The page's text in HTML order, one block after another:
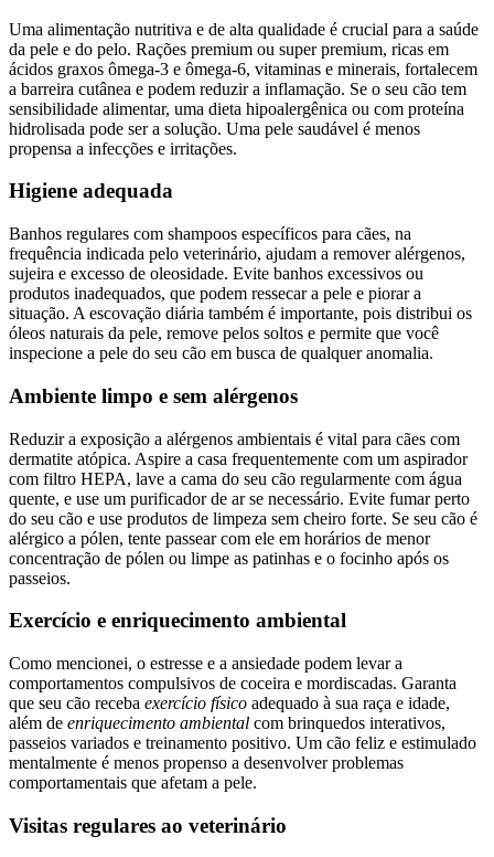
Uma alimentação nutritiva e de alta qualidade é crucial para a saúde
da pele e do pelo. Rações premium ou super premium, ricas em
ácidos graxos ômega-3 e ômega-6, vitaminas e minerais, fortalecem
a barreira cutânea e podem reduzir a inflamação. Se o seu cão tem
sensibilidade alimentar, uma dieta hipoalergênica ou com proteína
hidrolisada pode ser a solução. Uma pele saudável é menos
propensa a infecções e irritações.
Higiene adequada
Banhos regulares com shampoos específicos para cães, na
frequência indicada pelo veterinário, ajudam a remover alérgenos,
sujeira e excesso de oleosidade. Evite banhos excessivos ou
produtos inadequados, que podem ressecar a pele e piorar a
situação. A escovação diária também é importante, pois distribui os
óleos naturais da pele, remove pelos soltos e permite que você
inspecione a pele do seu cão em busca de qualquer anomalia.
Ambiente limpo e sem alérgenos
Reduzir a exposição a alérgenos ambientais é vital para cães com
dermatite atópica. Aspire a casa frequentemente com um aspirador
com filtro HEPA, lave a cama do seu cão regularmente com água
quente, e use um purificador de ar se necessário. Evite fumar perto
do seu cão e use produtos de limpeza sem cheiro forte. Se seu cão é
alérgico a pólen, tente passear com ele em horários de menor
concentração de pólen ou limpe as patinhas e o focinho após os
passeios.
Exercício e enriquecimento ambiental
Como mencionei, o estresse e a ansiedade podem levar a
comportamentos compulsivos de coceira e mordiscadas. Garanta
que seu cão receba exercício físico adequado à sua raça e idade,
além de enriquecimento ambiental com brinquedos interativos,
passeios variados e treinamento positivo. Um cão feliz e estimulado
mentalmente é menos propenso a desenvolver problemas
comportamentais que afetam a pele.
Visitas regulares ao veterinário